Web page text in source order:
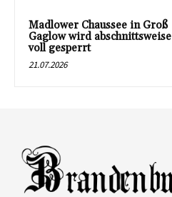
Madlower Chaussee in Groß
Gaglow wird abschnittsweise
voll gesperrt
21.07.2026